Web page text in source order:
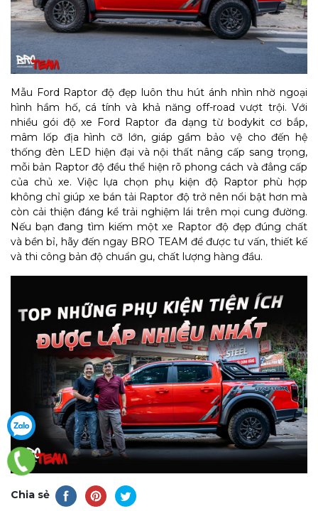
Mẫu Ford Raptor độ đẹp luôn thu hút ánh nhìn nhờ ngoại
hình hầm hố, cá tính và khả năng off-road vượt trội. Với
nhiều gói độ xe Ford Raptor đa dạng từ bodykit cơ bắp,
mâm lốp địa hình cỡ lớn, giáp gầm bảo vệ cho đến hệ
thống đèn LED hiện đại và nội thất nâng cấp sang trọng,
mỗi bản Raptor độ đều thể hiện rõ phong cách và đẳng cấp
của chủ xe. Việc lựa chọn phụ kiện độ Raptor phù hợp
không chỉ giúp xe bán tải Raptor độ trở nên nổi bật hơn mà
còn cải thiện đáng kể trải nghiệm lái trên mọi cung đường.
Nếu bạn đang tìm kiếm một xe Raptor độ đẹp đúng chất
và bền bỉ, hãy đến ngay BRO TEAM để được tư vấn, thiết kế
và thi công bản độ chuẩn gu, chất lượng hàng đầu.
Chia sẻ